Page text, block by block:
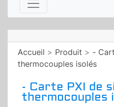
Accueil > Produit > -
thermocouples isolés
- Carte PXI de
thermocouples